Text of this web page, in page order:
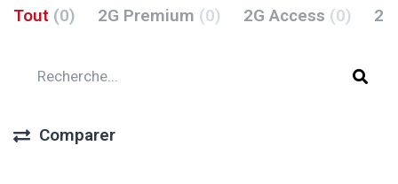
Tout (0) 2G Premium (0) 2G Access (0)
Comparer